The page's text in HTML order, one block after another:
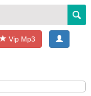
Vip Mp3